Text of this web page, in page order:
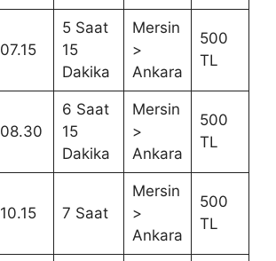
07.15
5 Saat
15
Dakika
Mersin
>
Ankara
500
TL
08.30
6 Saat
15
Dakika
Mersin
>
Ankara
500
TL
10.15 7 Saat
Mersin
>
Ankara
500
TL